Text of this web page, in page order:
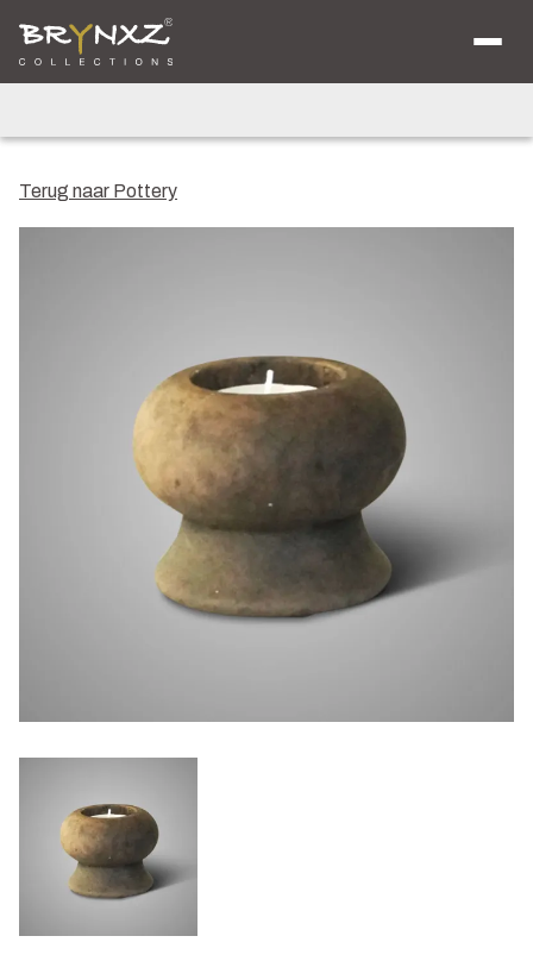
Over ons
Catalogus
Collecties
Ancient Clay
Verkooplocaties
Terug naar Pottery